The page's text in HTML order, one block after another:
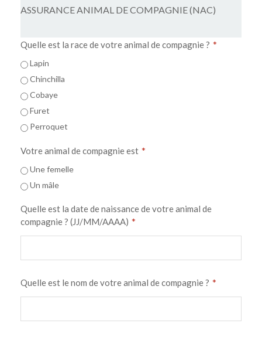
ASSURANCE ANIMAL DE COMPAGNIE (NAC)
Quelle est la race de votre animal de compagnie ? *
Lapin
Chinchilla
Cobaye
Furet
Perroquet
Votre animal de compagnie est *
Une femelle
Un mâle
Quelle est la date de naissance de votre animal de
compagnie ? (JJ/MM/AAAA) *
Quelle est le nom de votre animal de compagnie ? *